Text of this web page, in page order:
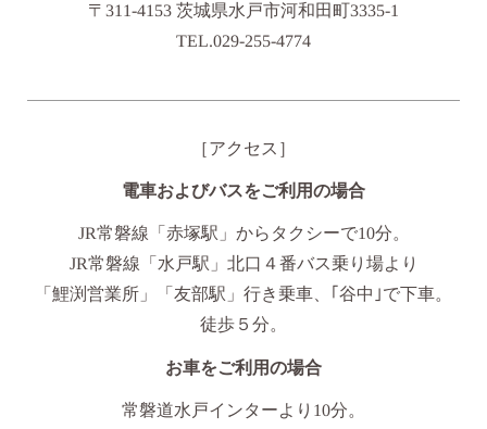
〒311-4153 茨城県水戸市河和田町3335-1
TEL.029-255-4774
［アクセス］
電車およびバスをご利用の場合
JR常磐線「赤塚駅」からタクシーで10分。
JR常磐線「水戸駅」北口４番バス乗り場より
「鯉渕営業所」「友部駅」行き乗車、｢谷中｣で下車。
徒歩５分。
お車をご利用の場合
常磐道水戸インターより10分。